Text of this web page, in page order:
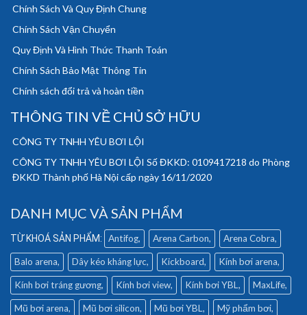
Chính Sách Và Quy Định Chung
Chính Sách Vận Chuyển
Quy Định Và Hình Thức Thanh Toán
Chính Sách Bảo Mật Thông Tin
Chính sách đổi trả và hoàn tiền
THÔNG TIN VỀ CHỦ SỞ HỮU
CÔNG TY TNHH YÊU BƠI LỘI
CÔNG TY TNHH YÊU BƠI LỘI Số ĐKKD: 0109417218 do Phòng
ĐKKD Thành phố Hà Nội cấp ngày 16/11/2020
DANH MỤC VÀ SẢN PHẨM
Antifog Arena Carbon Arena Cobra
Balo arena Dây kéo kháng lực Kickboard Kính bơi arena
Kính bơi tráng gương Kính bơi view Kính bơi YBL MaxLife
Mũ bơi arena Mũ bơi silicon Mũ bơi YBL Mỹ phẩm bơi